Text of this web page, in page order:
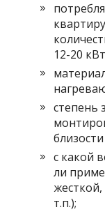
12-20
с какой
ли
т.п.);